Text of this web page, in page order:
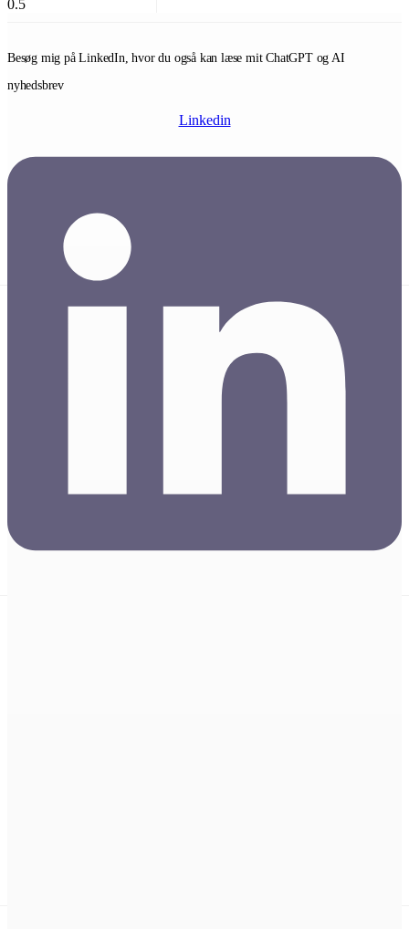
Besøg mig på LinkedIn, hvor du også kan læse mit ChatGPT og AI
nyhedsbrev
Linkedin